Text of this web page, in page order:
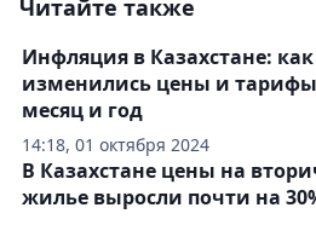
Читайте также
14:18, 01 октября 2024
Инфляция в Казахстане: как
изменились цены и
месяц и год
В Казахстане цены на
жилье выросли почти на